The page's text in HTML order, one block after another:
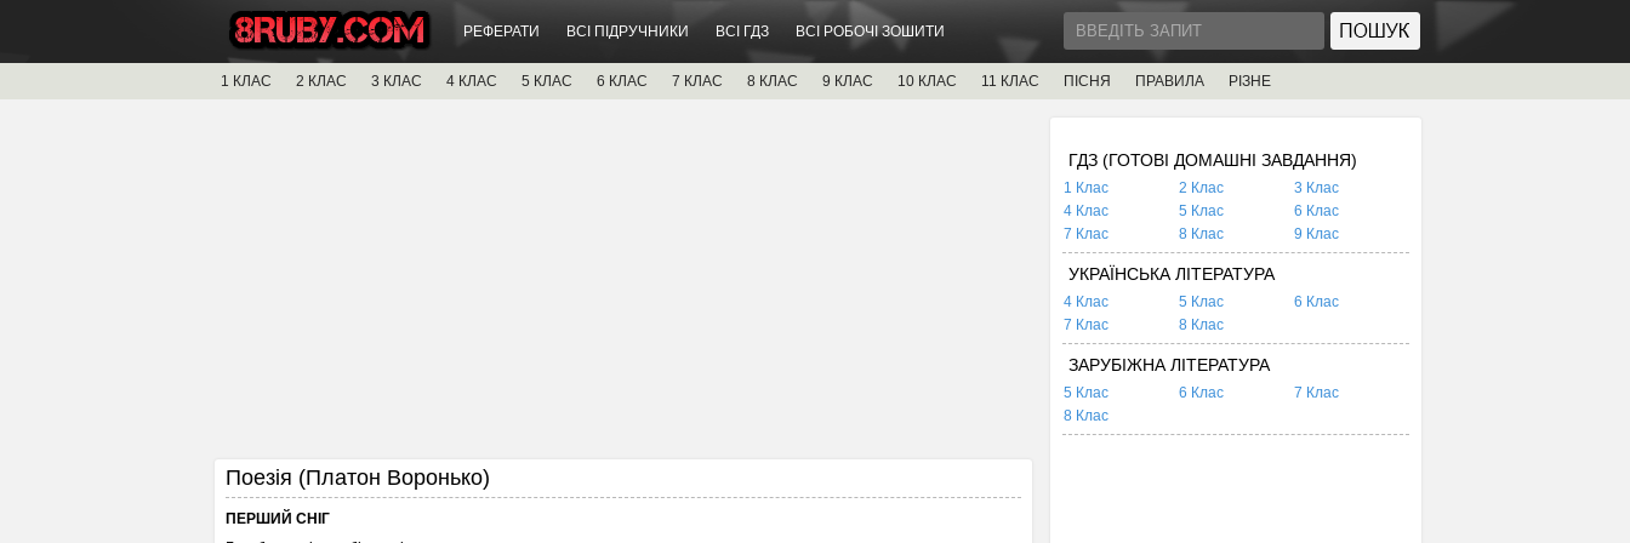
РЕФЕРАТИ ВСІ ПІДРУЧНИКИ ВСІ ГДЗ ВСІ РОБОЧІ ЗОШИТИ
1 КЛАС 2 КЛАС 3 КЛАС 4 КЛАС 5 КЛАС 6 КЛАС 7 КЛАС 8 КЛАС 9 КЛАС 10 КЛАС 11 КЛАС ПІСНЯ ПРАВИЛА РІЗНЕ
Поезія (Платон Воронько)
ПЕРШИЙ СНІГ
ГДЗ (ГОТОВІ ДОМАШНІ ЗАВДАННЯ)
1 Клас 2 Клас
3 Клас
4 Клас
5 Клас
6 Клас
7 Клас
8 Клас 9 Клас
УКРАЇНСЬКА ЛІТЕРАТУРА
4 Клас 5 Клас
6 Клас
7 Клас
8 Клас
ЗАРУБІЖНА ЛІТЕРАТУРА
5 Клас 6 Клас
7 Клас
8 Клас